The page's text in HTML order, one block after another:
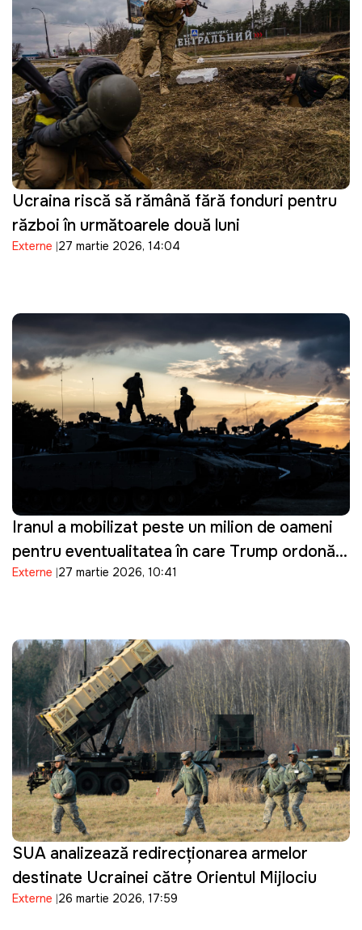
Ucraina riscă să rămână fără fonduri pentru
război în următoarele două luni
Externe 27 martie 2026, 14:04
Iranul a mobilizat peste un milion de oameni
pentru eventualitatea în care Trump ordonă o
invazie terestră
Externe 27 martie 2026, 10:41
SUA analizează redirecționarea armelor
destinate Ucrainei către Orientul Mijlociu
Externe 26 martie 2026, 17:59